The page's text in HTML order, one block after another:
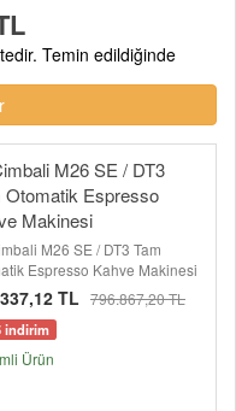
Temin edildiğinde
M26 SE / DT3
Otomatik Espresso
Makinesi
M26 SE / DT3 Tam
Espresso Kahve Makinesi
TL 796.867,20 TL
indirim
Ürün